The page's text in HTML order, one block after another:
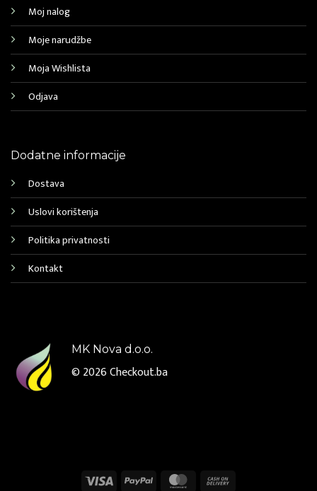
Moj nalog
Moje narudžbe
Moja Wishlista
Odjava
Dodatne informacije
Dostava
Uslovi korištenja
Politika privatnosti
Kontakt
MK Nova d.o.o.
© 2026Checkout.ba